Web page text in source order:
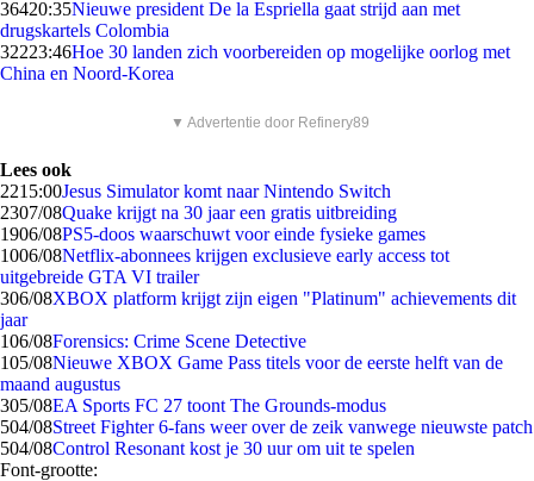
36420:35Nieuwe president De la Espriella gaat strijd aan met
drugskartels Colombia
32223:46Hoe 30 landen zich voorbereiden op mogelijke oorlog met
China en Noord-Korea
▼ Advertentie door Refinery89
Lees ook
2215:00Jesus Simulator komt naar Nintendo Switch
2307/08Quake krijgt na 30 jaar een gratis uitbreiding
1906/08PS5-doos waarschuwt voor einde fysieke games
1006/08Netflix-abonnees krijgen exclusieve early access tot
uitgebreide GTA VI trailer
306/08XBOX platform krijgt zijn eigen "Platinum" achievements dit
jaar
106/08Forensics: Crime Scene Detective
105/08Nieuwe XBOX Game Pass titels voor de eerste helft van de
maand augustus
305/08EA Sports FC 27 toont The Grounds-modus
504/08Street Fighter 6-fans weer over de zeik vanwege nieuwste patch
504/08Control Resonant kost je 30 uur om uit te spelen
Font-grootte: